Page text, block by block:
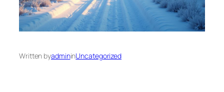
Written byadmininUncategorized